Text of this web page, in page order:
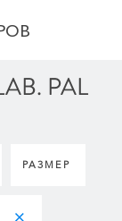
PAL
РАЗМЕР